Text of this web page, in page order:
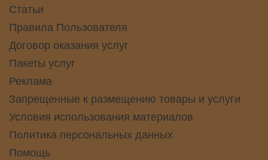
Статьи
Правила Пользователя
Договор оказания услуг
Пакеты услуг
Реклама
Запрещенные к размещению товары и услуги
Условия использования материалов
Политика персональных данных
Помощь